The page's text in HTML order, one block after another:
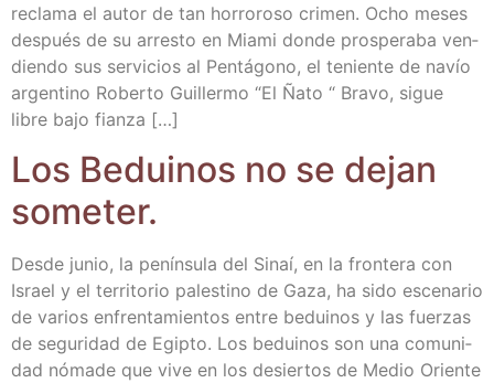
recla­ma el autor de tan horro­ro­so cri­men. Ocho meses
des­pués de su arres­to en Mia­mi don­de pros­pe­ra­ba ven­
dien­do sus ser­vi­cios al Pen­tá­gono, el tenien­te de navío
argen­tino Rober­to Gui­ller­mo “El Ñato “ Bra­vo, sigue
libre bajo fianza […]
Los Bedui­nos no se dejan
someter.
Des­de junio, la penín­su­la del Sinaí, en la fron­te­ra con
Israel y el terri­to­rio pales­tino de Gaza, ha sido esce­na­rio
de varios enfren­ta­mien­tos entre bedui­nos y las fuer­zas
de segu­ri­dad de Egip­to. Los bedui­nos son una comu­ni­
dad nóma­de que vive en los desier­tos de Medio Orien­te